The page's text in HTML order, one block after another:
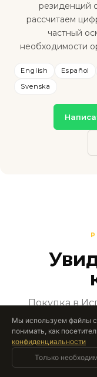
резиденций
рассчитаем
частный
необходимости
English Español
Svenska
Покупка в
сборами,
иностранных
Мы используем файлы
понимать, как
конфиденциальности
Только